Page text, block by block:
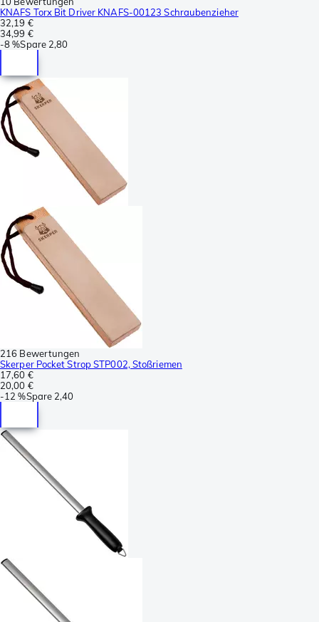
KNAFS Torx Bit Driver KNAFS-00123 Schraubenzieher
32,19 €
34,99 €
-8 %Spare 2,80
216 Bewertungen
Skerper Pocket Strop STP002, Stoßriemen
17,60 €
20,00 €
-12 %Spare 2,40